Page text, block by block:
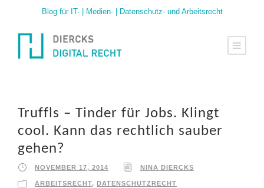
Blog für IT- | Medien- | Datenschutz- und Arbeitsrecht
Truffls – Tinder für Jobs. Klingt
cool. Kann das rechtlich sauber
gehen?
NOVEMBER 17, 2014 NINA DIERCKS
ARBEITSRECHT, DATENSCHUTZRECHT